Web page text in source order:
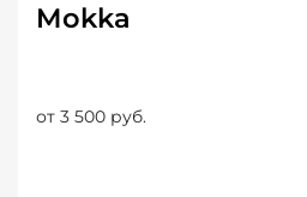
Mokka
от 3 500 руб.